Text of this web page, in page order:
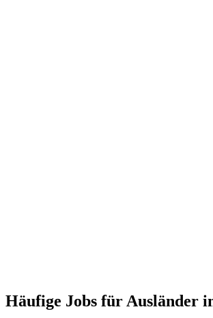
Häufige Jobs für Ausländer